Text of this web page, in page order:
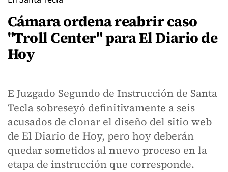
Cámara ordena reabrir caso
"Troll Center" para El Diario de
Hoy
E Juzgado Segundo de Instrucción de Santa
Tecla sobreseyó definitivamente a seis
acusados de clonar el diseño del sitio web
de El Diario de Hoy, pero hoy deberán
quedar sometidos al nuevo proceso en la
etapa de instrucción que corresponde.